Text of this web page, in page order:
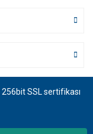
256bit SSL sertifikası